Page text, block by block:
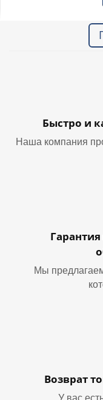
Быстро и
Наша компания
Мы
Возврат
У вас